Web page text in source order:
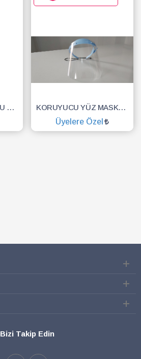
BİSTURİ SAPI OLUKLU NO.3
KORUYUCU YÜZ MASKESİ SİPERLİK.YÜZ KALKANI.DENTAL MASKE
Üyelere Özel
Bizi Takip Edin